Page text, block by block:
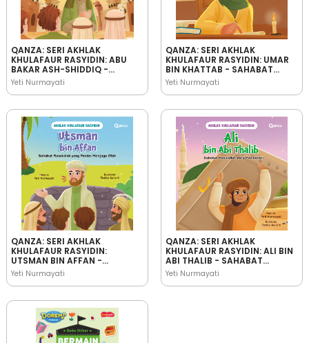
QANZA: SERI AKHLAK
KHULAFAUR RASYIDIN: ABU
BAKAR ASH-SHIDDIQ -
SAHABAT RASULULLAH YANG
JUJUR
Yeti Nurmayati
QANZA: SERI AKHLAK
KHULAFAUR RASYIDIN: UMAR
BIN KHATTAB - SAHABAT
RASULULLAH YANG
BIJAKSANA
Yeti Nurmayati
QANZA: SERI AKHLAK
KHULAFAUR RASYIDIN:
UTSMAN BIN AFFAN -
SAHABAT RASULULLAH YANG
PANDAI MENJAGA IFFAH
Yeti Nurmayati
QANZA: SERI AKHLAK
KHULAFAUR RASYIDIN: ALI BIN
ABI THALIB - SAHABAT
RASULULLAH YANG
PEMBERANI
Yeti Nurmayati